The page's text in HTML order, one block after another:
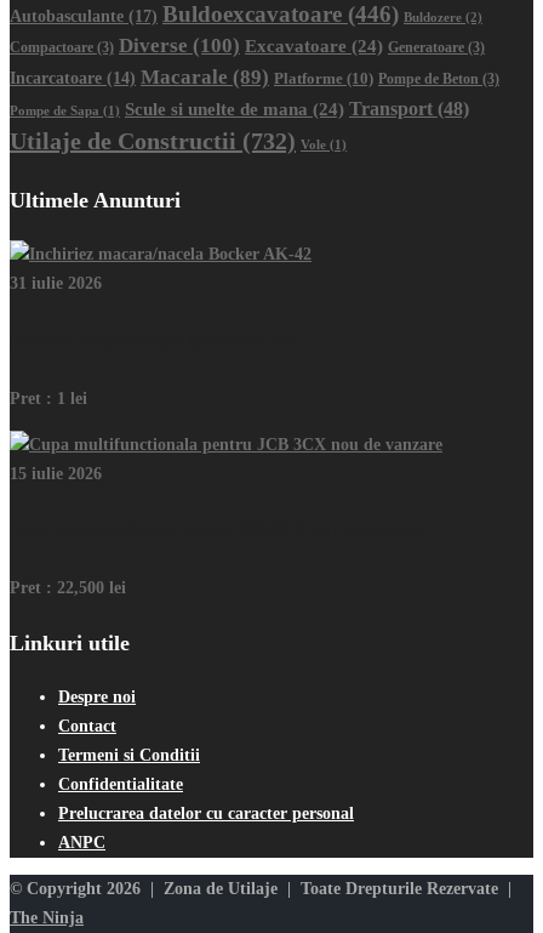
Autobasculante (17) Buldoexcavatoare (446) Buldozere (2)
Compactoare (3) Diverse (100) Excavatoare (24) Generatoare (3)
Incarcatoare (14) Macarale (89) Platforme (10) Pompe de Beton (3)
Pompe de Sapa (1) Scule si unelte de mana (24) Transport (48)
Utilaje de Constructii (732) Vole (1)
Ultimele Anunturi
31 iulie 2026
Pret : 1 lei
15 iulie 2026
Pret : 22,500 lei
Linkuri utile
Despre noi
Contact
Termeni si Conditii
Confidentialitate
Prelucrarea datelor cu caracter personal
ANPC
© Copyright 2026 | Zona de Utilaje | Toate Drepturile Rezervate |
The Ninja